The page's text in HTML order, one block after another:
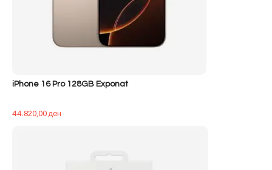
iPhone 16 Pro 128GB Exponat
44.820,00ден